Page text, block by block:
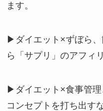
ます。
▶ダイエット×ずぼら
ら「サプリ」のアフィリ
▶ダイエット×食事管
コンセプトを打ち出す